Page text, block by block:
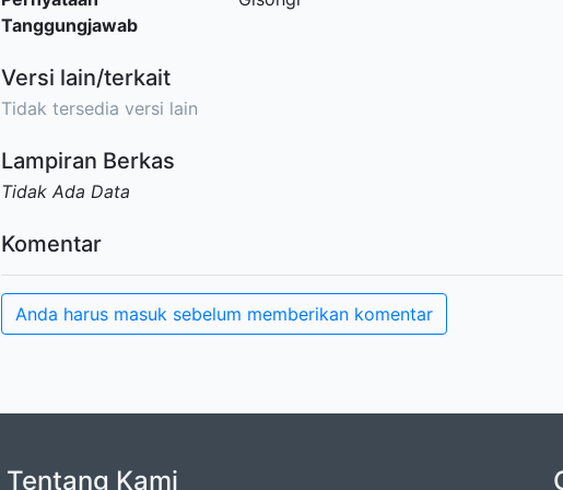
Tanggungjawab
Versi lain/terkait
Tidak tersedia versi lain
Lampiran Berkas
Tidak Ada Data
Komentar
Anda harus masuk sebelum memberikan komentar
Tentang Kami